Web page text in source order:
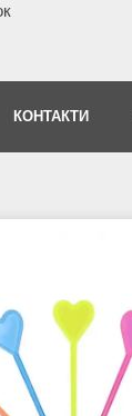
КОНТАКТИ